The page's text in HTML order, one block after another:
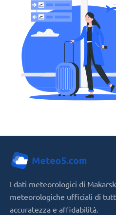
I dati meteorologici di
meteorologiche ufficiali di
accuratezza e affidabilità.